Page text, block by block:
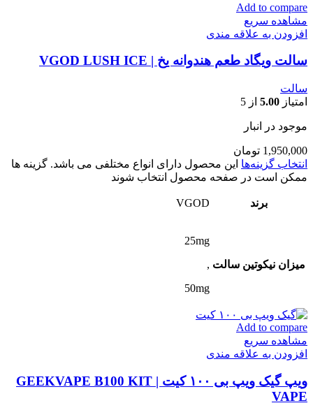
Add to compare
مشاهده سریع
افزودن به علاقه مندی
سالت ویگاد طعم هندوانه یخ | VGOD LUSH ICE
سالت
امتیاز 5.00 از 5
موجود در انبار
1,950,000 تومان
انتخاب گزینه‌ها این محصول دارای انواع مختلفی می باشد. گزینه ها
ممکن است در صفحه محصول انتخاب شوند
برند VGOD
میزان نیکوتین سالت
25mg
,
50mg
Add to compare
مشاهده سریع
افزودن به علاقه مندی
ویپ گیک ویپ بی ۱۰۰ کیت | GEEKVAPE B100 KIT
VAPE